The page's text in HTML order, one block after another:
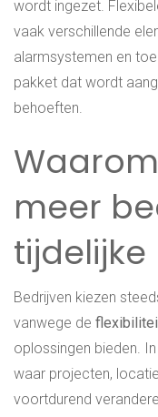
wordt ingezet.
vaak verschillende
alarmsystemen en
pakket dat wordt
behoeften.
meer
tijdelijke
Bedrijven kiezen
vanwege de
oplossingen bieden.
waar projecten,
voortdurend